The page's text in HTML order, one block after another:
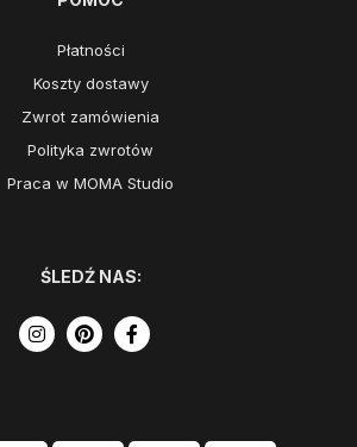
Płatności
Koszty dostawy
Zwrot zamówienia
Polityka zwrotów
Praca w MOMA Studio
ŚLEDŹ NAS: